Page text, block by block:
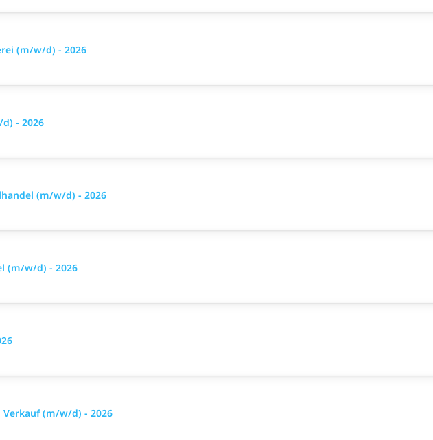
(m/w/d) - 2026
- 2026
(m/w/d) - 2026
(m/w/d) - 2026
(m/w/d) - 2026